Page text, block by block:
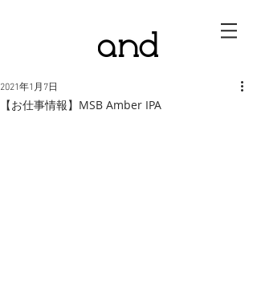
【お仕事情報】MSB Amber IPA
2021年1月7日